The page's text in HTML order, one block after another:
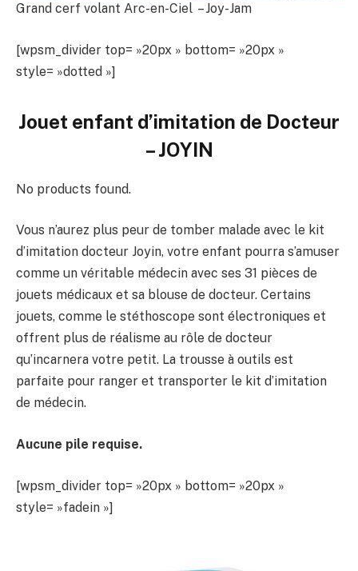
Grand cerf volant Arc-en-Ciel – Joy-Jam
[wpsm_divider top= »20px » bottom= »20px »
style= »dotted »]
Jouet enfant d’imitation de Docteur
– JOYIN
No products found.
Vous n’aurez plus peur de tomber malade avec le kit
d’imitation docteur Joyin, votre enfant pourra s’amuser
comme un véritable médecin avec ses 31 pièces de
jouets médicaux et sa blouse de docteur. Certains
jouets, comme le stéthoscope sont électroniques et
offrent plus de réalisme au rôle de docteur
qu’incarnera votre petit. La trousse à outils est
parfaite pour ranger et transporter le kit d’imitation
de médecin.
Aucune pile requise.
[wpsm_divider top= »20px » bottom= »20px »
style= »fadein »]